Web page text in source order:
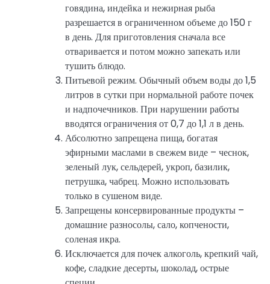
говядина, индейка и нежирная рыба
разрешается в ограниченном объеме до 150 г
в день. Для приготовления сначала все
отваривается и потом можно запекать или
тушить блюдо.
Питьевой режим. Обычный объем воды до 1,5
литров в сутки при нормальной работе почек
и надпочечников. При нарушении работы
вводятся ограничения от 0,7 до 1,1 л в день.
Абсолютно запрещена пища, богатая
эфирными маслами в свежем виде – чеснок,
зеленый лук, сельдерей, укроп, базилик,
петрушка, чабрец. Можно использовать
только в сушеном виде.
Запрещены консервированные продукты –
домашние разносолы, сало, копчености,
соленая икра.
Исключается для почек алкоголь, крепкий чай,
кофе, сладкие десерты, шоколад, острые